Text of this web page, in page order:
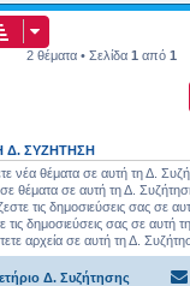
2 θέματα • Σελίδα 1 από 1
Δ. ΣΥΖΉΤΗΣΗ
νέα θέματα σε αυτή τη Δ.
θέματα σε αυτή τη Δ.
τις δημοσιεύσεις σας σε
τις δημοσιεύσεις σας σε αυτή
αρχεία σε αυτή τη Δ.
Δ. Συζήτησης